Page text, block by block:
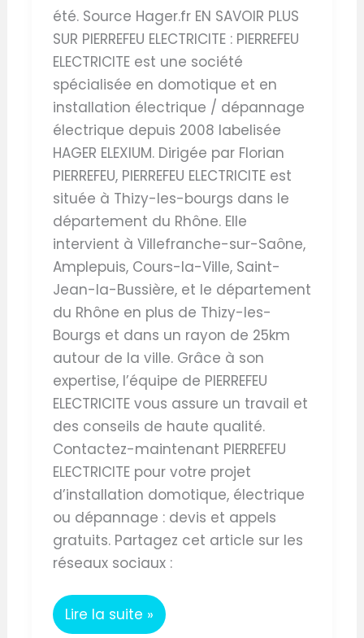
été. Source Hager.fr EN SAVOIR PLUS
SUR PIERREFEU ELECTRICITE : PIERREFEU
ELECTRICITE est une société
spécialisée en domotique et en
installation électrique / dépannage
électrique depuis 2008 labelisée
HAGER ELEXIUM. Dirigée par Florian
PIERREFEU, PIERREFEU ELECTRICITE est
située à Thizy-les-bourgs dans le
département du Rhône. Elle
intervient à Villefranche-sur-Saône,
Amplepuis, Cours-la-Ville, Saint-
Jean-la-Bussière, et le département
du Rhône en plus de Thizy-les-
Bourgs et dans un rayon de 25km
autour de la ville. Grâce à son
expertise, l’équipe de PIERREFEU
ELECTRICITE vous assure un travail et
des conseils de haute qualité.
Contactez-maintenant PIERREFEU
ELECTRICITE pour votre projet
d’installation domotique, électrique
ou dépannage : devis et appels
gratuits. Partagez cet article sur les
réseaux sociaux :
Lire la suite »